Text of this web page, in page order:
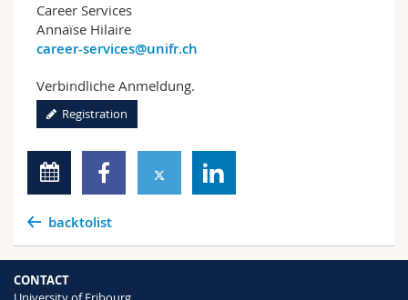
Career Services
Annaïse Hilaire
career-services@unifr.ch
Verbindliche Anmeldung.
Registration
backtolist
CONTACT